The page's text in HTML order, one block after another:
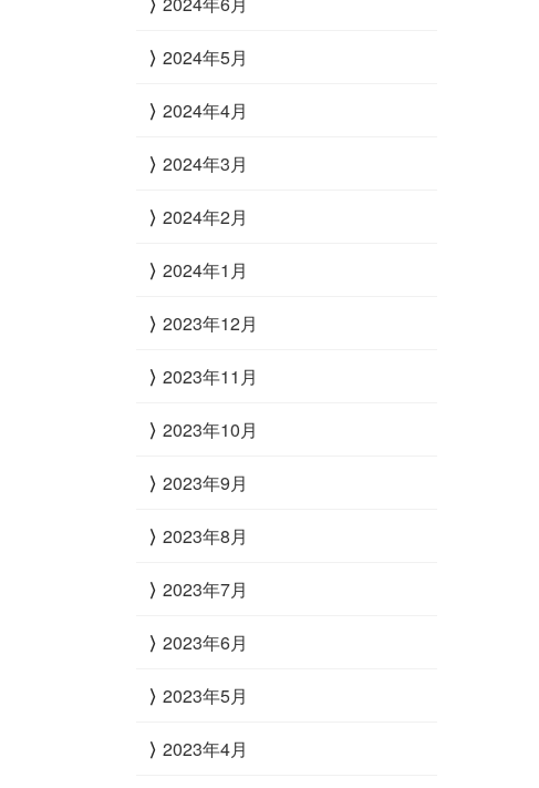
2024年5月
2024年4月
2024年3月
2024年2月
2024年1月
2023年12月
2023年11月
2023年10月
2023年9月
2023年8月
2023年7月
2023年6月
2023年5月
2023年4月